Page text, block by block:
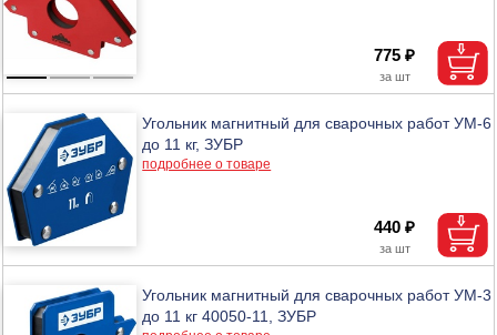
775 ₽
Угольник магнитный для сварочных работ УМ-6
до 11 кг, ЗУБР
подробнее о товаре
440 ₽
Угольник магнитный для сварочных работ УМ-3
до 11 кг 40050-11, ЗУБР